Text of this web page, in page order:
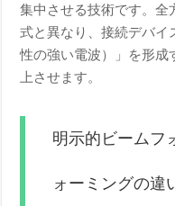
集中させる技術です。全
式と異なり、接続デバイ
性の強い電波）」を形成
上させます。
明示的ビームフ
ォーミングの違